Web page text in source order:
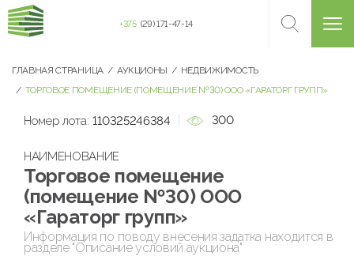
+375 (29) 171-47-14
ГЛАВНАЯ СТРАНИЦА АУКЦИОНЫ
НЕДВИЖИМОСТЬ
ТОРГОВОЕ ПОМЕЩЕНИЕ (ПОМЕЩЕНИЕ №30) ООО «ГАРАТОРГ ГРУПП»
Номер лота: 110325246384 300
НАИМЕНОВАНИЕ
Торговое помещение
(помещение №30) ООО
«Гараторг групп»
Информация по поводу внесения задатка находится в
разделе "Описание условий аукциона"